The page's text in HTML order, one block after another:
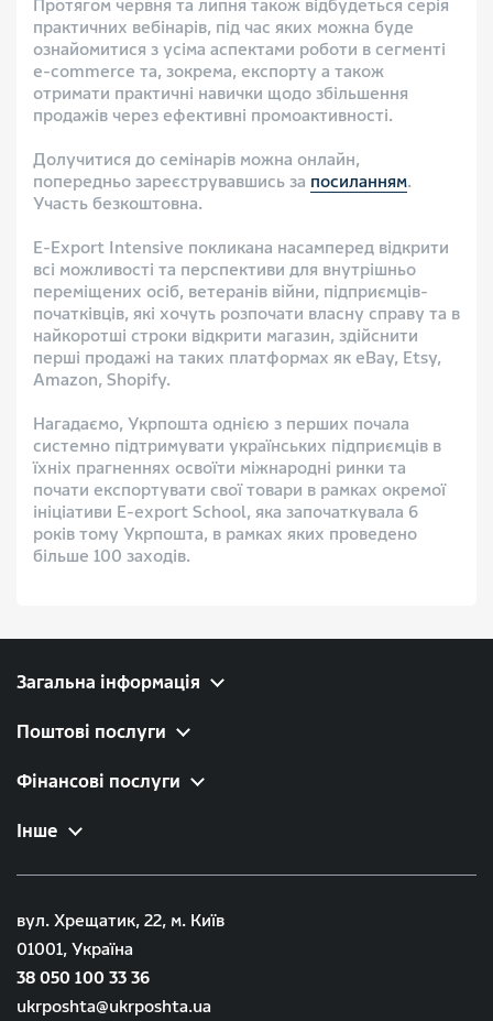
Протягом червня та липня також відбудеться серія
практичних вебінарів, під час яких можна буде
ознайомитися з усіма аспектами роботи в сегменті
e-commerce та, зокрема, експорту а також
отримати практичні навички щодо збільшення
продажів через ефективні промоактивності.
Долучитися до семінарів можна онлайн,
попередньо зареєструвавшись за посиланням.
Участь безкоштовна.
E-Export Intensive покликана насамперед відкрити
всі можливості та перспективи для внутрішньо
переміщених осіб, ветеранів війни, підприємців-
початківців, які хочуть розпочати власну справу та в
найкоротші строки відкрити магазин, здійснити
перші продажі на таких платформах як eBay, Etsy,
Amazon, Shopify.
Нагадаємо, Укрпошта однією з перших почала
системно підтримувати українських підприємців в
їхніх прагненнях освоїти міжнародні ринки та
почати експортувати свої товари в рамках окремої
ініціативи E-export School, яка започаткувала 6
років тому Укрпошта, в рамках яких проведено
більше 100 заходів.
Загальна інформація
Поштові послуги
Фінансові послуги
Інше
вул. Хрещатик, 22, м. Київ
01001, Україна
38 050 100 33 36
ukrposhta@ukrposhta.ua